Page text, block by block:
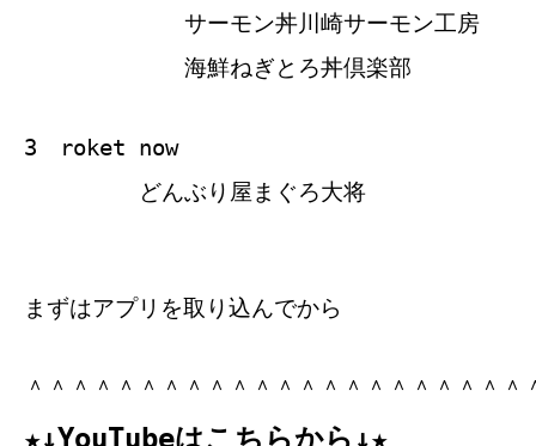
サーモン丼川崎サーモン工房
海鮮ねぎとろ丼倶楽部
3 roket now
どんぶり屋まぐろ大将
まずはアプリを取り込んでから
＾＾＾＾＾＾＾＾＾＾＾＾＾＾＾＾＾＾＾＾＾
★↓YouTubeはこちらから↓★